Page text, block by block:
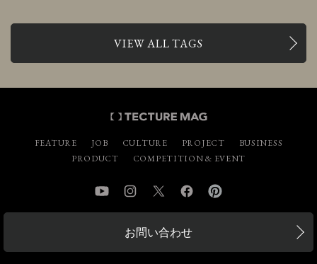
VIEW ALL TAGS
FEATURE JOB CULTURE PROJECT
BUSINESS
PRODUCT
COMPETITION & EVENT
YouTube InstagramTwitter Facebook
お問い合わせ